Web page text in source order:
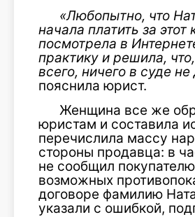
«Любопытно, что
начала платить за этот
посмотрела в
практику и решила,
всего, ничего в суде не
пояснила юрист.
Женщина все же
юристам и составила
перечислила массу
стороны продавца: в
не сообщил
возможных
договоре фамилию
указали с ошибкой,